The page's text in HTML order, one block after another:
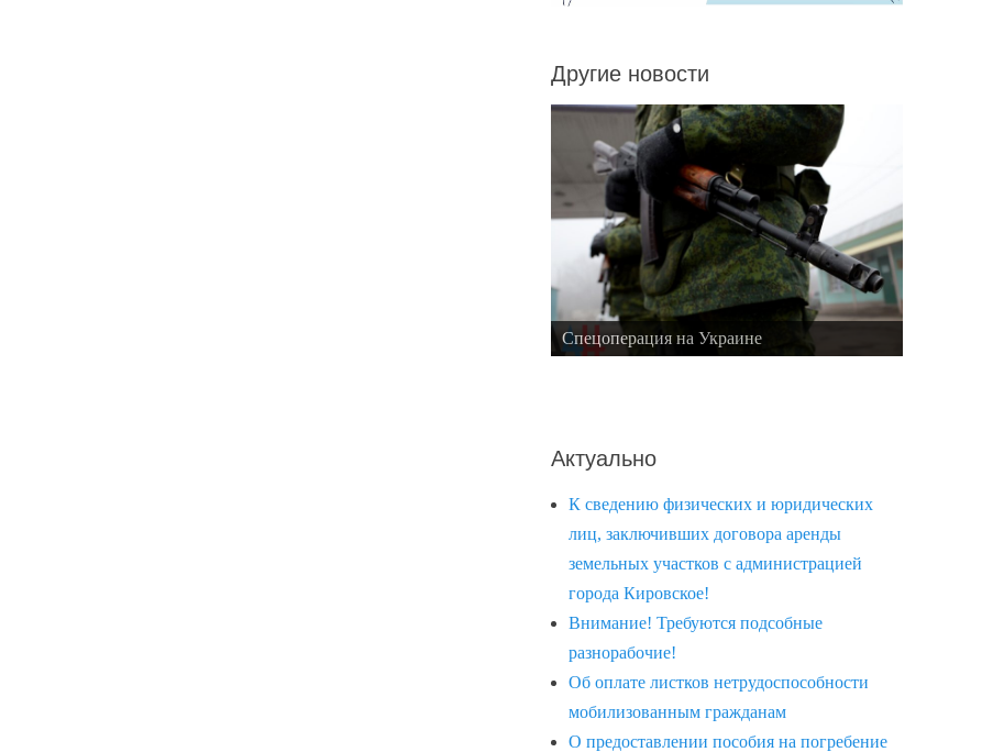
Другие новости
Спецоперация на Украине
Актуально
К сведению физических и юридических
лиц, заключивших договора аренды
земельных участков с администрацией
города Кировское!
Внимание! Требуются подсобные
разнорабочие!
Об оплате листков нетрудоспособности
мобилизованным гражданам
О предоставлении пособия на погребение